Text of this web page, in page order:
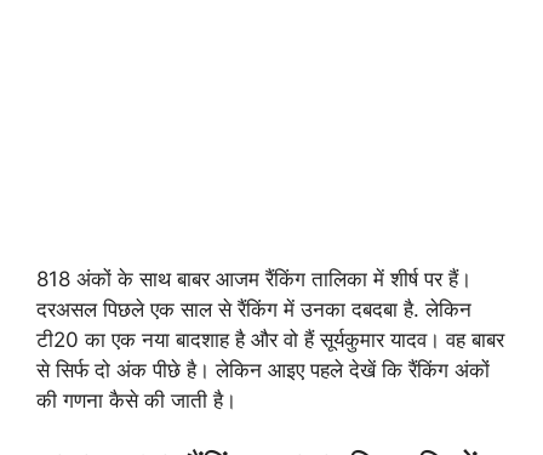
818 अंकों के साथ बाबर आजम रैंकिंग तालिका में शीर्ष पर हैं।
दरअसल पिछले एक साल से रैंकिंग में उनका दबदबा है. लेकिन
टी20 का एक नया बादशाह है और वो हैं सूर्यकुमार यादव। वह बाबर
से सिर्फ दो अंक पीछे है। लेकिन आइए पहले देखें कि रैंकिंग अंकों
की गणना कैसे की जाती है।